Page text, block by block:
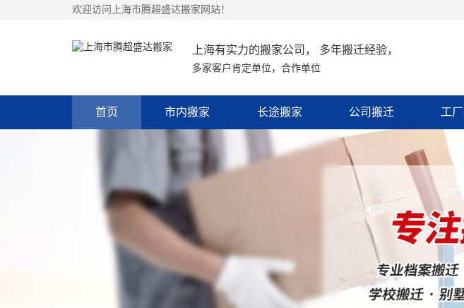
欢迎访问上海市腾超盛达搬家网站！
上海有实力的搬家公司， 多年搬迁经验，
多家客户肯定单位，合作单位
首页 市内搬家 长途搬家 公司搬迁 工